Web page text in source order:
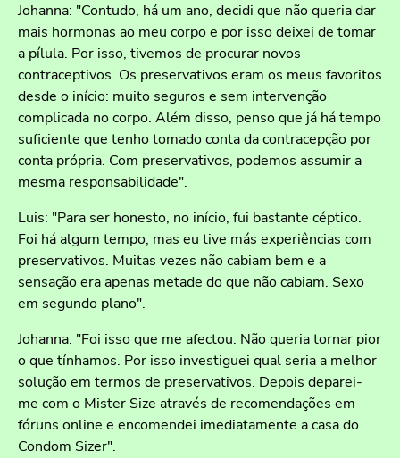
Johanna: "Contudo, há um ano, decidi que não queria dar
mais hormonas ao meu corpo e por isso deixei de tomar
a pílula. Por isso, tivemos de procurar novos
contraceptivos. Os preservativos eram os meus favoritos
desde o início: muito seguros e sem intervenção
complicada no corpo. Além disso, penso que já há tempo
suficiente que tenho tomado conta da contracepção por
conta própria. Com preservativos, podemos assumir a
mesma responsabilidade".
Luis: "Para ser honesto, no início, fui bastante céptico.
Foi há algum tempo, mas eu tive más experiências com
preservativos. Muitas vezes não cabiam bem e a
sensação era apenas metade do que não cabiam. Sexo
em segundo plano".
Johanna: "Foi isso que me afectou. Não queria tornar pior
o que tínhamos. Por isso investiguei qual seria a melhor
solução em termos de preservativos. Depois deparei-
me com o Mister Size através de recomendações em
fóruns online e encomendei imediatamente a casa do
Condom Sizer".